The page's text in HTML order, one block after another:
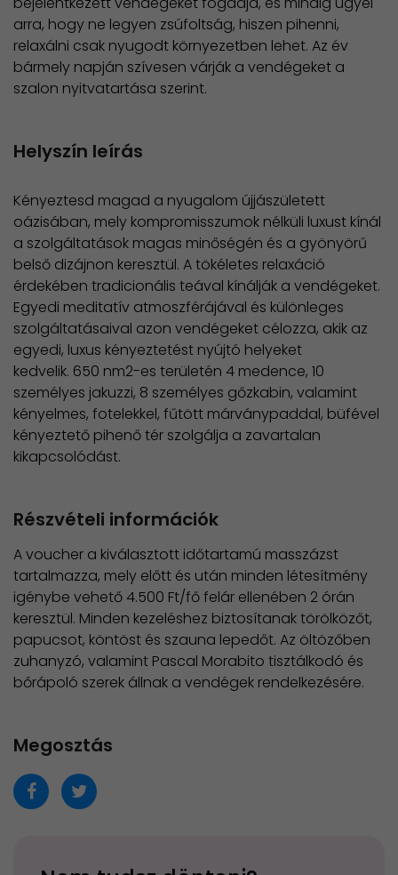
arra, hogy ne legyen zsúfoltság, hiszen pihenni,
relaxálni csak nyugodt környezetben lehet. Az év
bármely napján szívesen várják a vendégeket a
szalon nyitvatartása szerint.
Helyszín leírás
Kényeztesd magad a nyugalom újjászületett
oázisában, mely kompromisszumok nélküli luxust kínál
a szolgáltatások magas minőségén és a gyönyörű
belső dizájnon keresztül. A tökéletes relaxáció
érdekében tradicionális teával kínálják a vendégeket.
Egyedi meditatív atmoszférájával és különleges
szolgáltatásaival azon vendégeket célozza, akik az
egyedi, luxus kényeztetést nyújtó helyeket
kedvelik. 650 nm2-es területén 4 medence, 10
személyes jakuzzi, 8 személyes gőzkabin, valamint
kényelmes, fotelekkel, fűtött márványpaddal, büfével
kényeztető pihenő tér szolgálja a zavartalan
kikapcsolódást.
Részvételi információk
A voucher a kiválasztott időtartamú masszázst
tartalmazza, mely előtt és után minden létesítmény
igénybe vehető 4.500 Ft/fő felár ellenében 2 órán
keresztül. Minden kezeléshez biztosítanak törölközőt,
papucsot, köntöst és szauna lepedőt. Az öltözőben
zuhanyzó, valamint Pascal Morabito tisztálkodó és
bőrápoló szerek állnak a vendégek rendelkezésére.
Megosztás